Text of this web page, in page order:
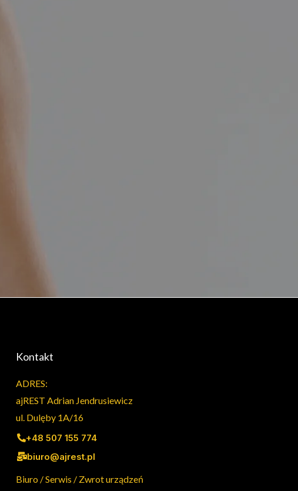
Kontakt
ADRES:
ajREST Adrian Jendrusiewicz
ul. Dulęby 1A/16
+48 507 155 774
biuro@ajrest.pl
Biuro / Serwis / Zwrot urządzeń